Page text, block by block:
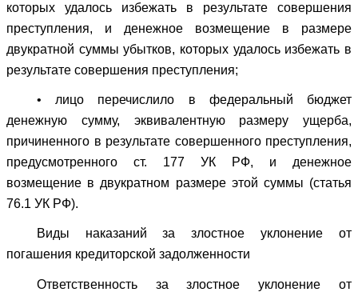
которых удалось избежать в результате совершения
преступления, и денежное возмещение в размере
двукратной суммы убытков, которых удалось избежать в
результате совершения преступления;
• лицо перечислило в федеральный бюджет
денежную сумму, эквивалентную размеру ущерба,
причиненного в результате совершенного преступления,
предусмотренного ст. 177 УК РФ, и денежное
возмещение в двукратном размере этой суммы (статья
76.1 УК РФ).
Виды наказаний за злостное уклонение от
погашения кредиторской задолженности
Ответственность за злостное уклонение от